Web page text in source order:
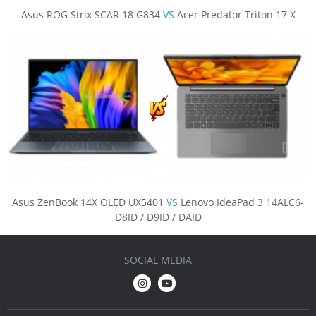
Asus ROG Strix SCAR 18 G834 VS Acer Predator Triton 17 X
Asus ZenBook 14X OLED UX5401 VS Lenovo IdeaPad 3 14ALC6-
D8ID / D9ID / DAID
SOCIAL MEDIA